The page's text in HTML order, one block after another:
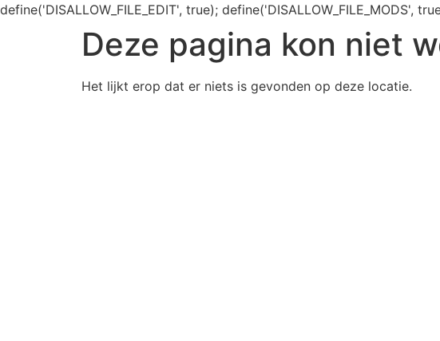
define('DISALLOW_FILE_EDIT', true); define('DISALLOW_FILE_MODS',
Deze pagina kon niet
Het lijkt erop dat er niets is gevonden op deze locatie.